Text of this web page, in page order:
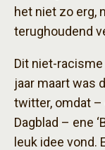
het niet zo erg,
terughoudend
Dit niet-
jaar maart was
twitter, omdat –
Dagblad – ene
leuk idee vond.